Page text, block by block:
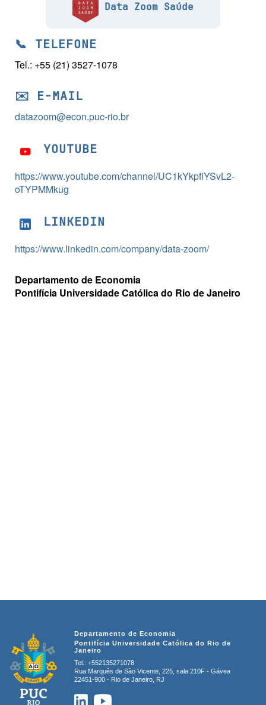
Data Zoom Saúde
📞 TELEFONE
Tel.: +55 (21) 3527-1078
✉️ E-MAIL
datazoom@econ.puc-rio.br
YOUTUBE
https://www.youtube.com/channel/UC1kYkpfiYSvL2-
oTYPMMkug
LINKEDIN
https://www.linkedin.com/company/data-zoom/
Departamento de Economia
Pontifícia Universidade Católica do Rio de Janeiro
Departamento de Economia
Pontifícia Universidade Católica do Rio de
Janeiro
Tel.: +552135271078
Rua Marquês de São Vicente, 225, sala 210F - Gávea
22451-900 - Rio de Janeiro, RJ